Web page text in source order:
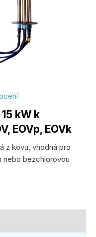
kW k
EOVp, EOVk
z kovu, vhodná pro
nebo bezchlorovou